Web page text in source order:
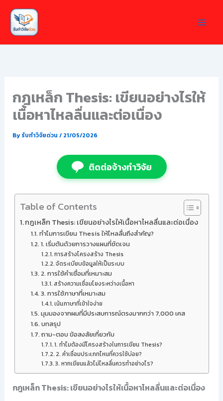
Skip
content
กฎเหล็ก Thesis: เขียนอย่างไรให้
เนื้อหาไหลลื่นและต่อเนื่อง
Byรับทำวิจัยด่วน / 21/05/2026
ติดต่อจ้างทำวิจัย
Table of Contents
กฎเหล็ก Thesis: เขียนอย่างไรให้เนื้อหาไหลลื่นและต่อเนื่อง
ทำไมการเขียน Thesis ให้ไหลลื่นถึงสำคัญ?
1. เริ่มต้นด้วยการวางแผนที่ชัดเจน
การสร้างโครงสร้าง Thesis
จัดระเบียบข้อมูลให้เป็นระบบ
2. การใช้คำเชื่อมที่เหมาะสม
สร้างความเชื่อมโยงระหว่างเนื้อหา
3. การใช้ภาษาที่เหมาะสม
เน้นภาษาที่เข้าใจง่าย
มุมมองจากผมที่มีประสบการณ์ตรงมากกว่า 7,000 เคส
บทสรุป
ถาม-ตอบ ข้อสงสัยเกี่ยวกับ
1. ทำไมต้องมีโครงสร้างในการเขียน Thesis?
2. คำเชื่อมประเภทไหนที่ควรใช้บ่อย?
3. หากเขียนแล้วไม่ไหลลื่นควรทำอย่างไร?
กฎเหล็ก Thesis: เขียนอย่างไรให้เนื้อหาไหลลื่นและต่อเนื่อง